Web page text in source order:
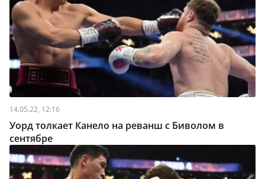
14.05.22, 12:16
Уорд толкает Канело на реванш с Биволом в
сентябре